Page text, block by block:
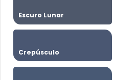
Escuro Lunar
Crepúsculo